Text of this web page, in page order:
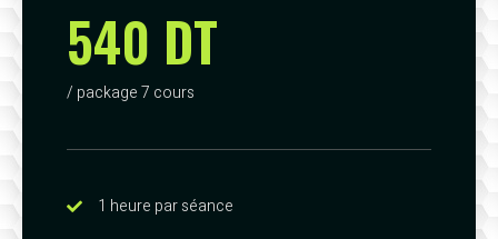
540 DT
/ package 7 cours
1 heure par séance